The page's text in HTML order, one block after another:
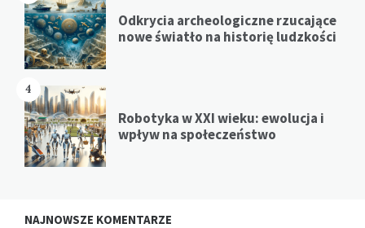
Odkrycia archeologiczne rzucające
nowe światło na historię ludzkości
4
Robotyka w XXI wieku: ewolucja i
wpływ na społeczeństwo
NAJNOWSZE KOMENTARZE